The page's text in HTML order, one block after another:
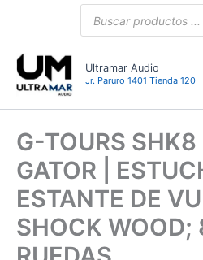
Ultramar Audio
Jr. Paruro 1401 Tienda 120
G-TOURS SHK8
GATOR |
ESTANTE DE
SHOCK WOOD;